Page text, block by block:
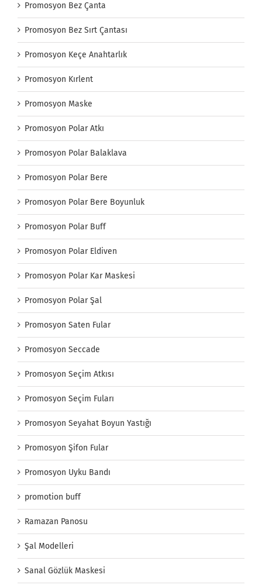
Promosyon Bez Çanta
Promosyon Bez Sırt Çantası
Promosyon Keçe Anahtarlık
Promosyon Kırlent
Promosyon Maske
Promosyon Polar Atkı
Promosyon Polar Balaklava
Promosyon Polar Bere
Promosyon Polar Bere Boyunluk
Promosyon Polar Buff
Promosyon Polar Eldiven
Promosyon Polar Kar Maskesi
Promosyon Polar Şal
Promosyon Saten Fular
Promosyon Seccade
Promosyon Seçim Atkısı
Promosyon Seçim Fuları
Promosyon Seyahat Boyun Yastığı
Promosyon Şifon Fular
Promosyon Uyku Bandı
promotion buff
Ramazan Panosu
Şal Modelleri
Sanal Gözlük Maskesi